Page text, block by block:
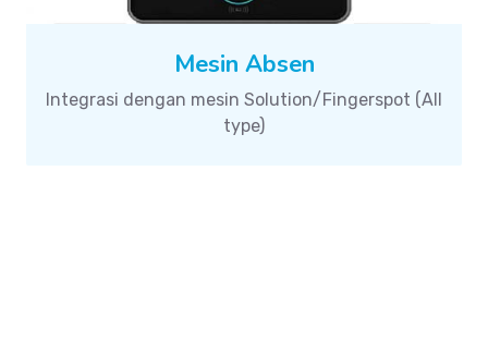
Mesin Absen
Integrasi dengan mesin Solution/Fingerspot (All
type)